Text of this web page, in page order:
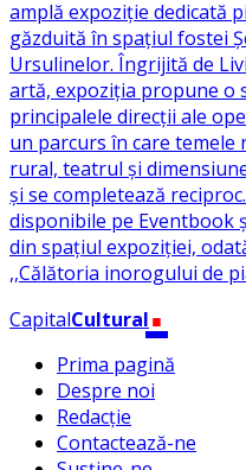
CapitalCultural.
Prima pagină
Despre noi
Redacție
Contactează-ne